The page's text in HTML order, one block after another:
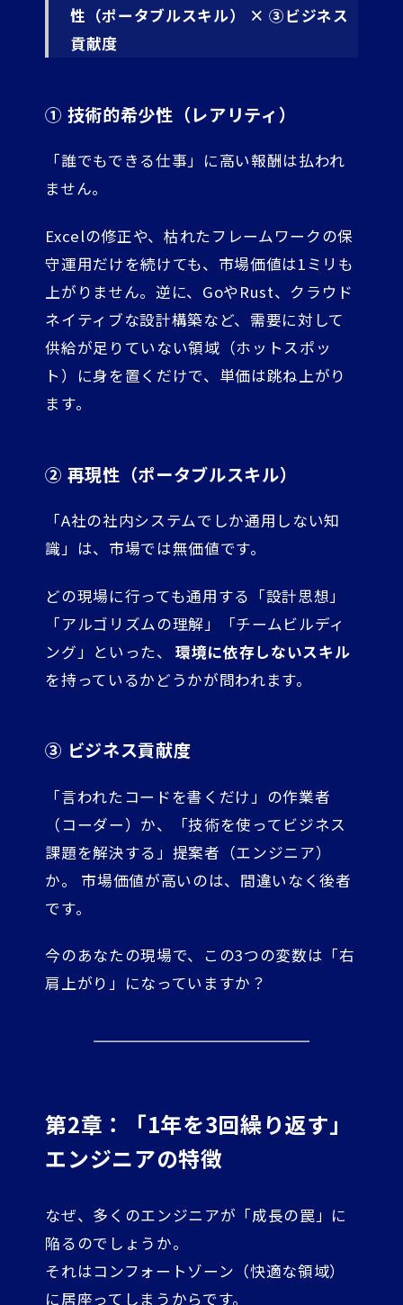
性（ポータブルスキル） × ③ビジネス
貢献度
① 技術的希少性（レアリティ）
「誰でもできる仕事」に高い報酬は払われ
ません。
Excelの修正や、枯れたフレームワークの保
守運用だけを続けても、市場価値は1ミリも
上がりません。逆に、GoやRust、クラウド
ネイティブな設計構築など、需要に対して
供給が足りていない領域（ホットスポッ
ト）に身を置くだけで、単価は跳ね上がり
ます。
② 再現性（ポータブルスキル）
「A社の社内システムでしか通用しない知
識」は、市場では無価値です。
どの現場に行っても通用する「設計思想」
「アルゴリズムの理解」「チームビルディ
ング」といった、
環境に依存しないスキル
を持っているかどうかが問われます。
③ ビジネス貢献度
「言われたコードを書くだけ」の作業者
（コーダー）か、「技術を使ってビジネス
課題を解決する」提案者（エンジニア）
か。 市場価値が高いのは、間違いなく後者
です。
今のあなたの現場で、この3つの変数は「右
肩上がり」になっていますか？
第2章：「1年を3回繰り返す」
エンジニアの特徴
なぜ、多くのエンジニアが「成長の罠」に
陥るのでしょうか。
それはコンフォートゾーン（快適な領域）
に居座ってしまうからです。